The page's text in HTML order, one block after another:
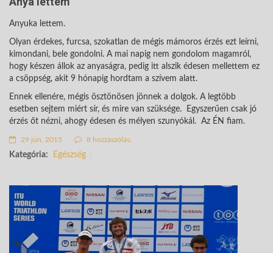
Anyuka lettem.
Olyan érdekes, furcsa, szokatlan de mégis mámoros érzés ezt leírni,
kimondani, bele gondolni. A mai napig nem gondolom magamról,
hogy készen állok az anyaságra, pedig itt alszik édesen mellettem ez
a csöppség, akit 9 hónapig hordtam a szívem alatt.
Ennek ellenére, mégis ösztönösen jönnek a dolgok. A legtöbb
esetben sejtem miért sír, és mire van szüksége. Egyszerűen csak jó
érzés őt nézni, ahogy édesen és mélyen szunyókál. Az ÉN fiam.
29 jún. 2015 8 hozzászólás:
Kategória: Egészség